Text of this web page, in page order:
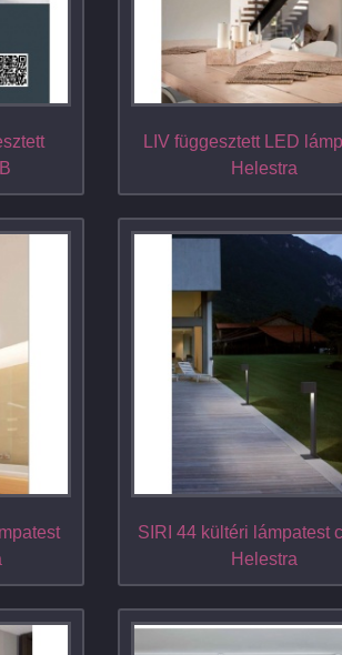
LIV függesztett LED
Helestra
SIRI 44 kültéri lámpatest
Helestra